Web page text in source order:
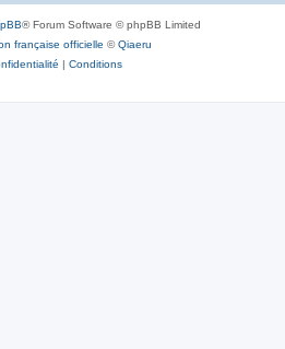
® Forum Software © phpBB Limited
française officielle ©Qiaeru
| Conditions